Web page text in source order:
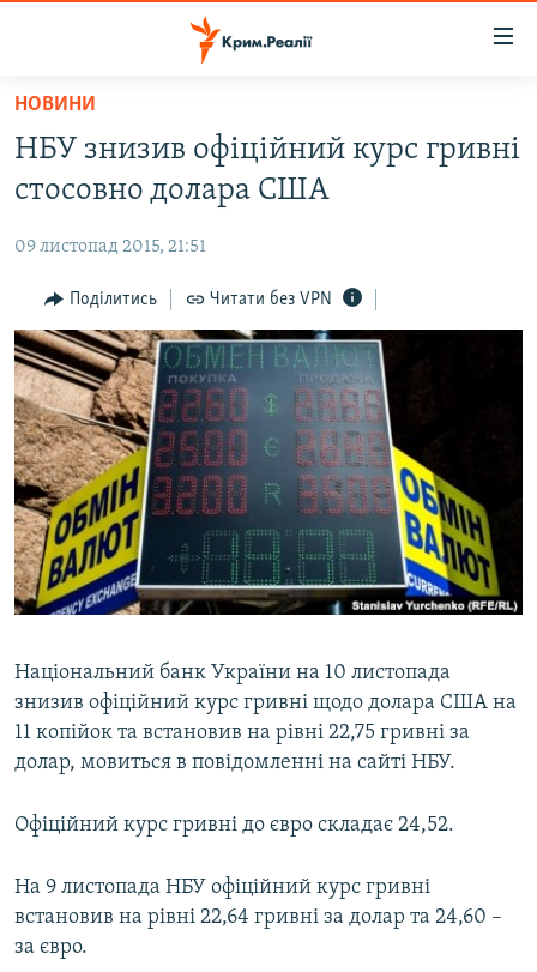
Перейти
основного
матеріалу
до
навігації
Перейти
до
пошуку
ПОЛІТИКА
БЛОГИ
ПОГЛЯД
ІНТЕРВ'Ю
ВСЕ ЗА ДЕНЬ
СПЕЦПРОЕКТИ
ДЕПОРТАЦІЯ
ВІДЕОУРОКИ «ELIFBE»
СВІДЧЕННЯ ОКУПАЦІЇ
ІНФОГРАФІКА
ЯК ОБІЙТИ БЛОКУВАННЯ
Русский
Qırımtatar
ДОЛУЧАЙСЯ!
НОВИНИ
НБУ знизив офіційний курс гривні
стосовно долара США
09 листопад 2015, 21:51
Поділитись Читати без VPN
Національний банк України на 10 листопада
знизив офіційний курс гривні щодо долара США на
11 копійок та встановив на рівні 22,75 гривні за
долар, мовиться в повідомленні на сайті НБУ.
Офіційний курс гривні до євро складає 24,52.
На 9 листопада НБУ офіційний курс гривні
встановив на рівні 22,64 гривні за долар та 24,60 –
за євро.